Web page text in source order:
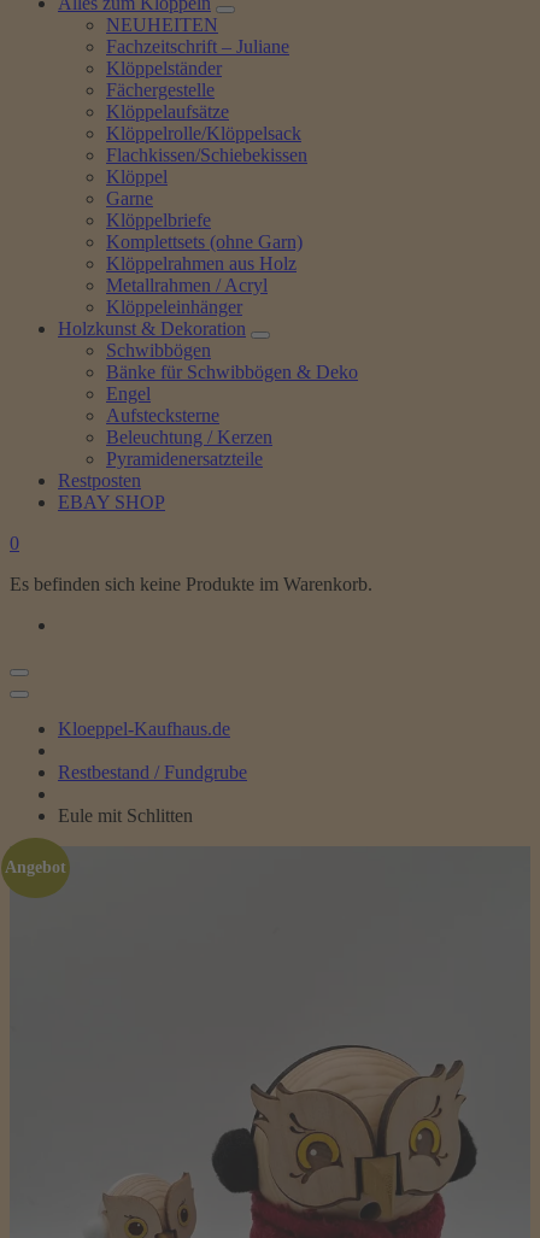
NEUHEITEN
Fachzeitschrift – Juliane
Klöppelständer
Fächergestelle
Klöppelaufsätze
Klöppelrolle/Klöppelsack
Flachkissen/Schiebekissen
Klöppel
Garne
Klöppelbriefe
Komplettsets (ohne Garn)
Klöppelrahmen aus Holz
Metallrahmen / Acryl
Klöppeleinhänger
Holzkunst & Dekoration
Schwibbögen
Bänke für Schwibbögen & Deko
Engel
Aufstecksterne
Beleuchtung / Kerzen
Pyramidenersatzteile
Restposten
EBAY SHOP
0
Es befinden sich keine Produkte im Warenkorb.
Kloeppel-Kaufhaus.de
Restbestand / Fundgrube
Eule mit Schlitten
Angebot